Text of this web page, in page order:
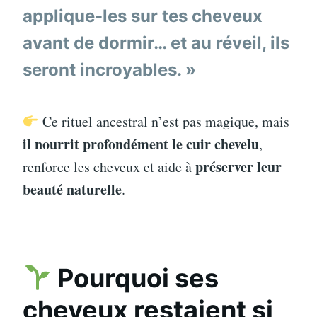
applique-les sur tes cheveux
avant de dormir… et au réveil, ils
seront incroyables. »
Ce rituel ancestral n’est pas magique, mais
il nourrit profondément le cuir chevelu,
renforce les cheveux et aide àpréserver leur
beauté naturelle.
Pourquoi ses
cheveux restaient si